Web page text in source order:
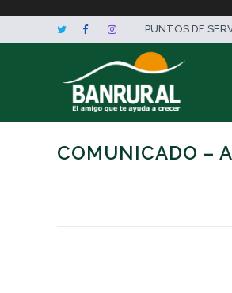
PUNTOS DE
COMUNICADO –